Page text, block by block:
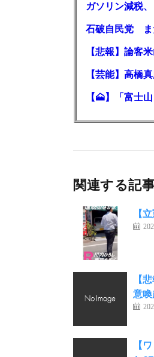
石破自民党 ま
【悲報】論客
関連する記
【
【
意
【